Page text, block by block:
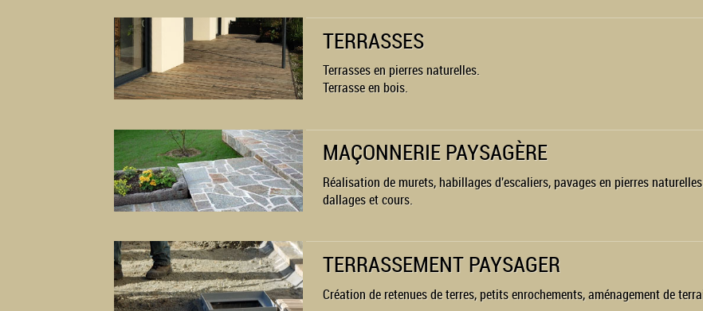
TERRASSES
Terrasses en pierres naturelles.
Terrasse en bois.
MAÇONNERIE PAYSAGÈRE
Réalisation de murets, habillages d'escaliers, pavages en pierres
dallages et cours.
TERRASSEMENT PAYSAGER
Création de retenues de terres, petits enrochements, aménagement de